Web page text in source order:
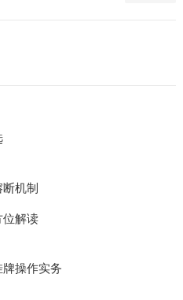
机制
位解读
操作实务